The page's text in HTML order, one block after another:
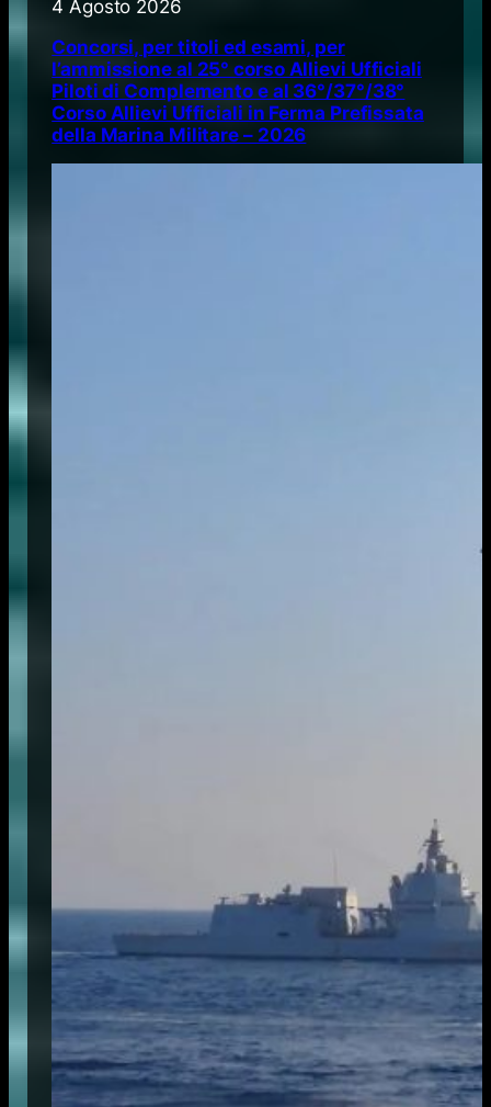
4 Agosto 2026
Concorsi, per titoli ed esami, per
l’ammissione al 25° corso Allievi Ufficiali
Piloti di Complemento e al 36°/37°/38°
Corso Allievi Ufficiali in Ferma Prefissata
della Marina Militare – 2026